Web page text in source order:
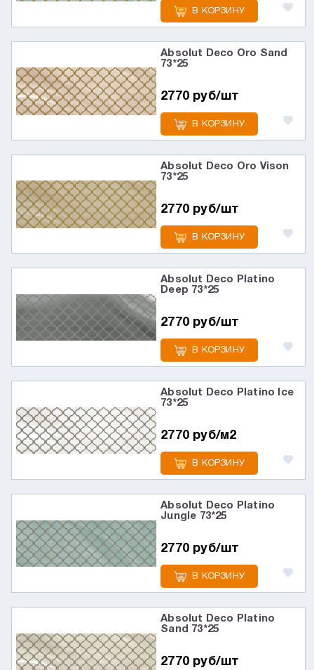
В КОРЗИНУ
Absolut Deco Oro Sand
73*25
2770 руб/шт
В КОРЗИНУ
Absolut Deco Oro Vison
73*25
2770 руб/шт
В КОРЗИНУ
Absolut Deco Platino
Deep 73*25
2770 руб/шт
В КОРЗИНУ
Absolut Deco Platino Ice
73*25
2770 руб/м2
В КОРЗИНУ
Absolut Deco Platino
Jungle 73*25
2770 руб/шт
В КОРЗИНУ
Absolut Deco Platino
Sand 73*25
2770 руб/шт